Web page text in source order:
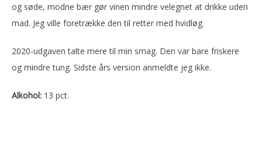
og søde, modne bær gør vinen mindre velegnet at drikke uden
mad. Jeg ville foretrække den til retter med hvidløg.
2020-udgaven talte mere til min smag. Den var bare friskere
og mindre tung. Sidste års version anmeldte jeg ikke.
Alkohol: 13 pct.